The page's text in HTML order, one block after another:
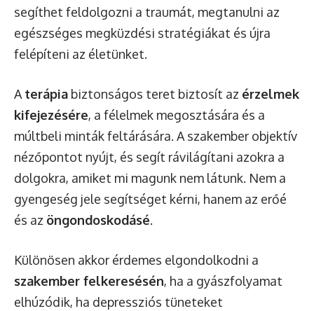
segíthet feldolgozni a traumát, megtanulni az
egészséges megküzdési stratégiákat és újra
felépíteni az életünket.
A terápia biztonságos teret biztosít az érzelmek
kifejezésére, a félelmek megosztására és a
múltbeli minták feltárására. A szakember objektív
nézőpontot nyújt, és segít rávilágítani azokra a
dolgokra, amiket mi magunk nem látunk. Nem a
gyengeség jele segítséget kérni, hanem az erőé
és az öngondoskodásé.
Különösen akkor érdemes elgondolkodni a
szakember felkeresésén, ha a gyászfolyamat
elhúzódik, ha depressziós tüneteket